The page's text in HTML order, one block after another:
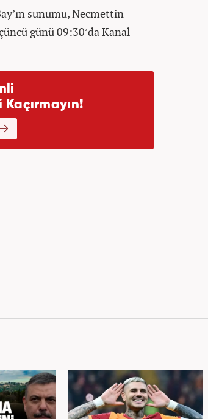
sunumu, Necmettin
günü 09:30’da Kanal